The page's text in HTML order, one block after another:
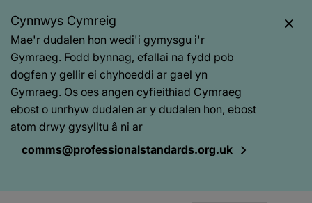
Cynnwys Cymreig
Mae'r dudalen hon wedi'i gymysgu i'r
Gymraeg. Fodd bynnag, efallai na fydd pob
dogfen y gellir ei chyhoeddi ar gael yn
Gymraeg. Os oes angen cyfieithiad Cymraeg
ebost o unrhyw dudalen ar y dudalen hon, ebost
atom drwy gysylltu â ni ar
comms@professionalstandards.org.uk